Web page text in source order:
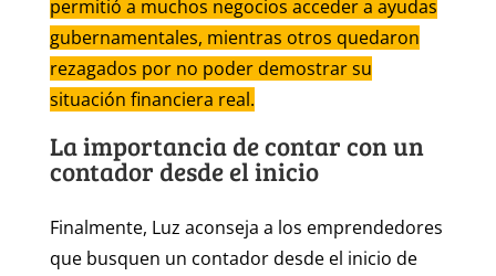
permitió a muchos negocios acceder a ayudas
gubernamentales, mientras otros quedaron
rezagados por no poder demostrar su
situación financiera real.
La importancia de contar con un
contador desde el inicio
Finalmente, Luz aconseja a los emprendedores
que busquen un contador desde el inicio de